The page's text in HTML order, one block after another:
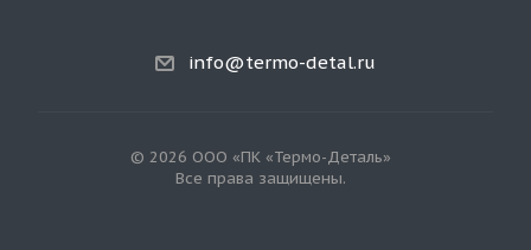
info@termo-detal.ru
© 2026 ООО «ПК «Термо-Деталь»
Все права защищены.